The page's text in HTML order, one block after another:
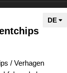
/ Verhagen